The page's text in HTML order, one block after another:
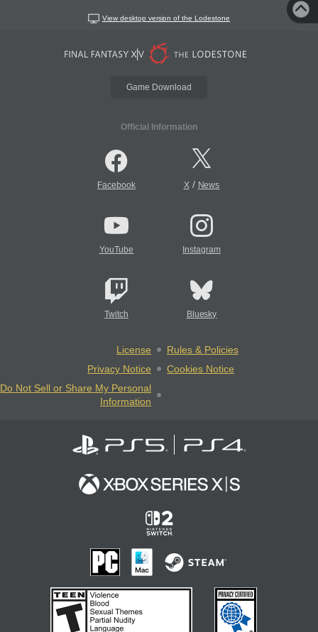
View desktop version of the Lodestone
Game Download
Official Information
Facebook X/ News
YouTube Instagram
Twitch Bluesky
License
Rules & Policies
Privacy Notice
Cookies Notice
Do Not Sell or Share My Personal
Information